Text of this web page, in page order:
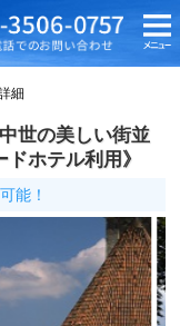
細
世の美しい街並
ホテル利用》
能！